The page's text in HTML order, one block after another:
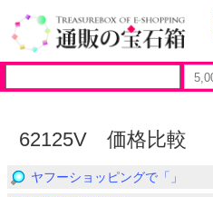
62125V 価格比較
ヤフーショッピングで「」